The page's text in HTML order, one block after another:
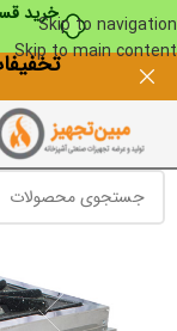
خریدSkip to navigation
Skip to main content